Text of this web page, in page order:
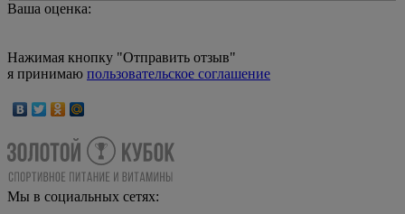
Ваша оценка:
Нажимая кнопку "Отправить отзыв"
я принимаю пользовательское соглашение
Мы в социальных сетях: